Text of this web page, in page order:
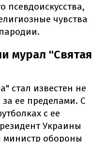
псевдоискусства,
чувства
мурал "Святая
стал известен не
ее пределами. С
с ее
Украины
министр обороны